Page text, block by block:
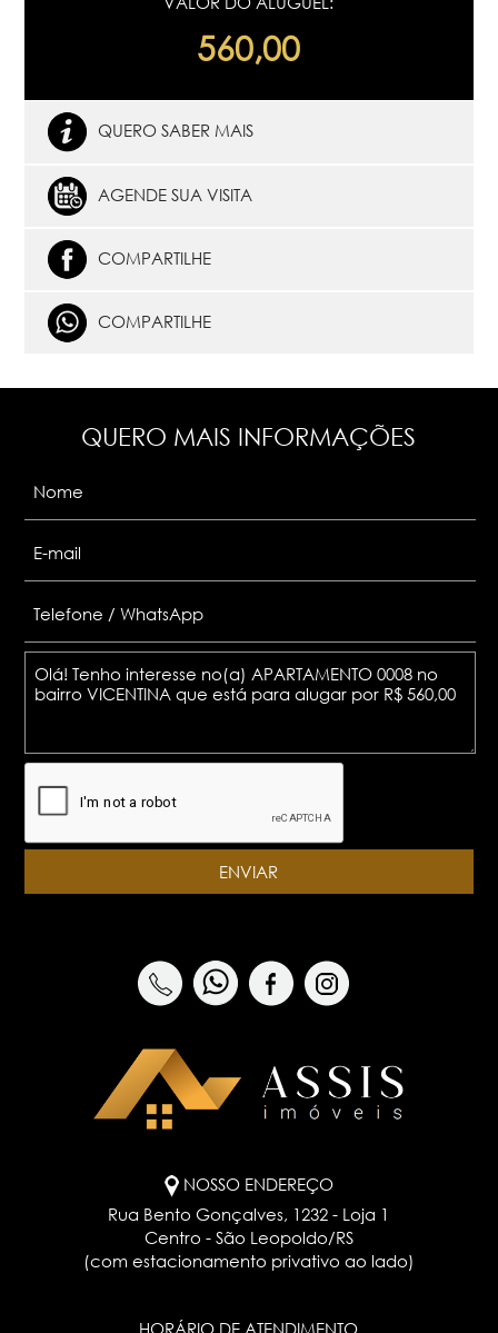
560,00
QUERO SABER MAIS
AGENDE SUA VISITA
COMPARTILHE
COMPARTILHE
QUERO MAIS INFORMAÇÕES
NOSSO ENDEREÇO
Rua Bento Gonçalves, 1232 - Loja 1
Centro - São Leopoldo/RS
(com estacionamento privativo ao lado)
HORÁRIO DE ATENDIMENTO